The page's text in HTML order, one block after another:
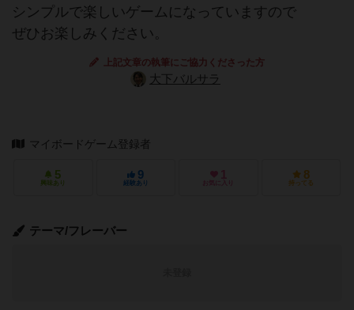
シンプルで楽しいゲームになっていますので
ぜひお楽しみください。
上記文章の執筆にご協力くださった方
大下バルサラ
マイボードゲーム登録者
5
興味あり
9
経験あり
1
お気に入り
8
持ってる
テーマ/フレーバー